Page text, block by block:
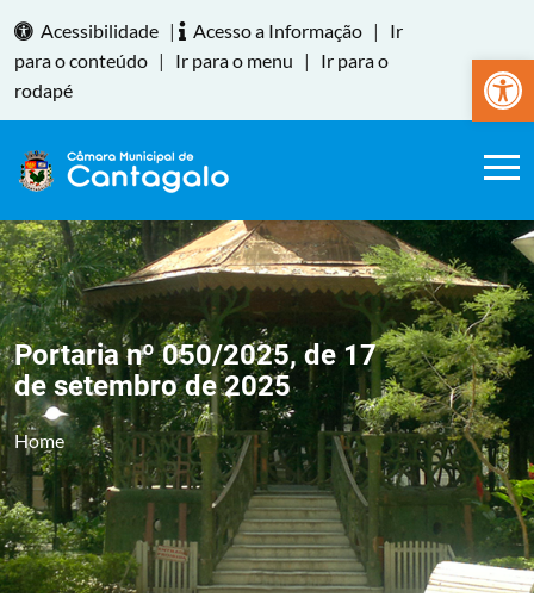
Abrir
Acessibilidade | Acesso a Informação |
Ir
para o conteúdo | Ir para o menu |
Ir para o
rodapé
Portaria nº 050/2025, de 17
de setembro de 2025
Home